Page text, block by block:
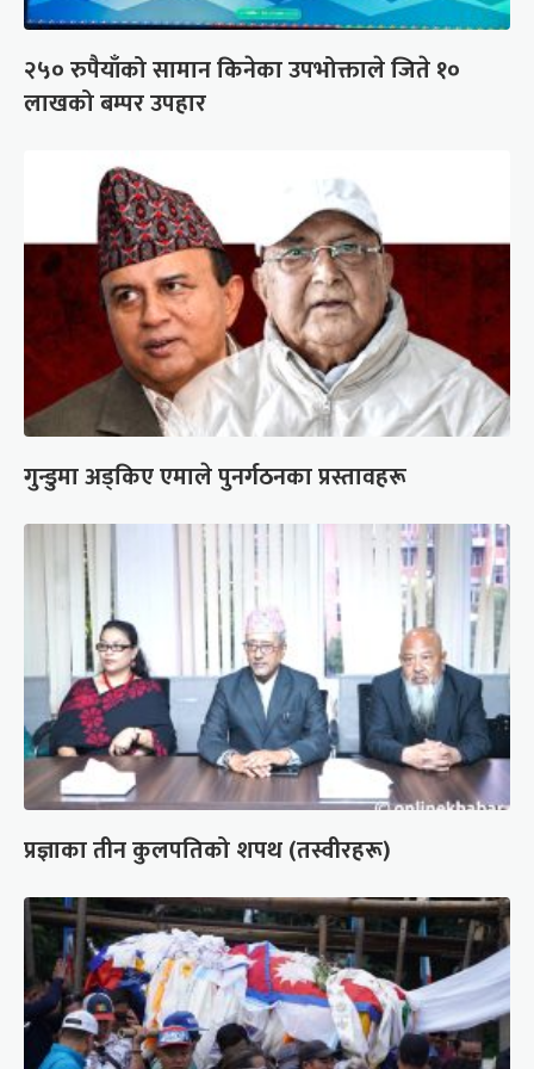
२५० रुपैयाँको सामान किनेका उपभोक्ताले जिते १०
लाखको बम्पर उपहार
गुन्डुमा अड्किए एमाले पुनर्गठनका प्रस्तावहरू
प्रज्ञाका तीन कुलपतिको शपथ (तस्वीरहरू)